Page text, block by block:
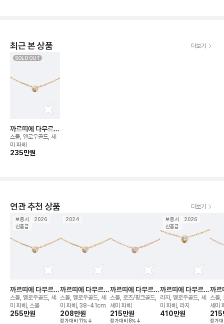
최근 본 상품 더보기
SOLD OUT
까르띠에 다무르
네크리스
스몰, 옐로우골드, 세
미 파베
235만원
연관 추천 상품 더보기
보증서
2026
신품급
까르띠에 다무르
네크리스
스몰, 옐로우골드, 세
미 파베, 스몰
255만원
2024
까르띠에 다무르
네크리스
스몰, 옐로우골드, 세
미 파베, 38-41cm
208만원
정가대비 11%
까르띠에 다무르
네크리스
스몰, 로즈/핑크골드,
세미 파베
215만원
정가대비 8%
보증서
2026
신품급
까르띠에 다무르
네크리스
라지, 옐로우골드, 세
미 파베, 라지
410만원
까르
네크
스몰,
세미
215
정가